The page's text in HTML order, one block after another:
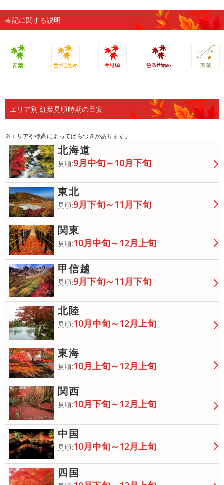
表記に関する説明
エリア別 紅葉見頃時期の目安
※エリアや標高によってばらつきがあります。
北海道
見頃:9月中旬～10月下旬
東北
見頃:9月下旬～11月下旬
関東
見頃:10月中旬～12月上旬
甲信越
見頃:9月下旬～11月下旬
北陸
見頃:10月中旬～12月上旬
東海
見頃:10月上旬～12月上旬
関西
見頃:10月下旬～12月上旬
中国
見頃:10月中旬～12月上旬
四国